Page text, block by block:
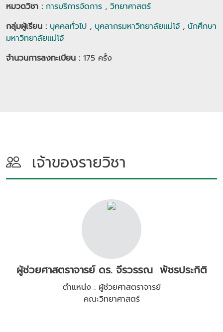
หมวดวิชา : การบริการจัดการ , วิทยาศาสตร์
กลุ่มผู้เรียน : บุคคลทั่วไป , บุคลากรมหาวิทยาลัยแม่โจ้ , นักศึกษา
มหาวิทยาลัยแม่โจ้
จำนวนการลงทะเบียน : 175 ครั้ง
เจ้าของรายวิชา
ผู้ช่วยศาสตราจารย์ ดร. จีรวรรณ พัชรประกิติ
ตำแหน่ง : ผู้ช่วยศาสตราจารย์
คณะวิทยาศาสตร์